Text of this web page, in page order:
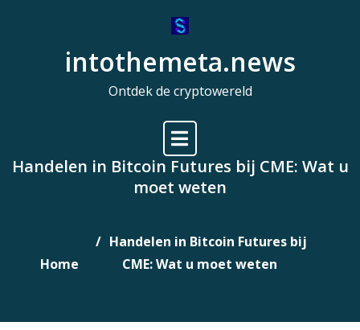
intothemeta.news
Ontdek de cryptowereld
Handelen in Bitcoin Futures bij CME: Wat u
moet weten
Home
Handelen in Bitcoin Futures bij
CME: Wat u moet weten